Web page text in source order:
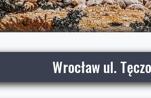
Wrocław ul.